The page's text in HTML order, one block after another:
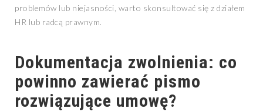
problemów lub niejasności, warto skonsultować się z działem
HR lub radcą prawnym.
Dokumentacja zwolnienia: co
powinno zawierać pismo
rozwiązujące umowę?